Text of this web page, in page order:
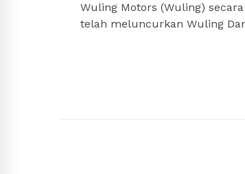
Wuling Motors (Wuling)
telah meluncurkan Wuling